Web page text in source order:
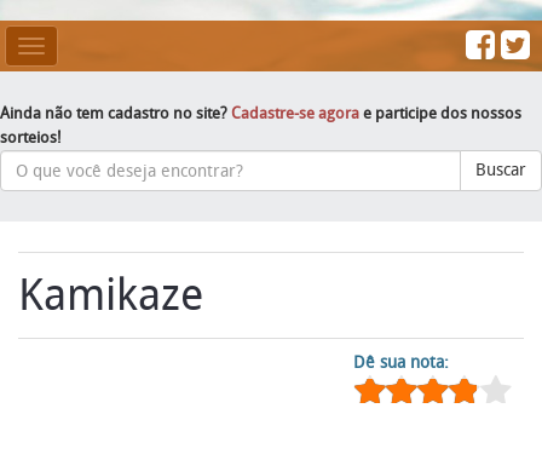
Mesclar
Navegação
Ainda não tem cadastro no site? Cadastre-se agora e participe dos nossos
sorteios!
Buscar
Kamikaze
Dê sua nota: